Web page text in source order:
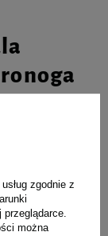
bogata w
groszkiem
zgodnie z
przeglądarce.
można